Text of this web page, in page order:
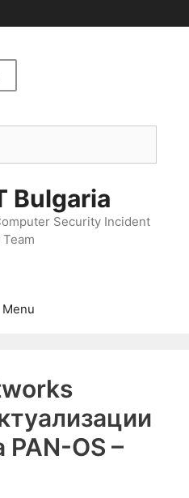
Bulgaria
Security Incident
Menu
PAN-OS –